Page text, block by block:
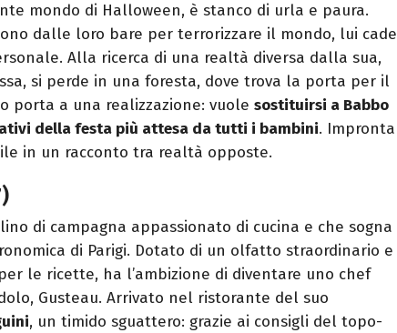
mondo di Halloween, è stanco di urla e paura.
dalle loro bare per terrorizzare il mondo, lui cade
Alla ricerca di una realtà diversa dalla sua,
si perde in una foresta, dove trova la porta per il
porta a una realizzazione: vuole sostituirsi a Babbo
della festa più attesa da tutti i bambini. Impronta
in un racconto tra realtà opposte.
di campagna appassionato di cucina e che sogna
di Parigi. Dotato di un olfatto straordinario e
le ricette, ha l’ambizione di diventare uno chef
Gusteau. Arrivato nel ristorante del suo
, un timido sguattero: grazie ai consigli del topo-